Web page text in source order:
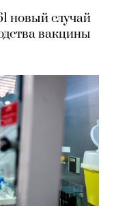
новый случай
вакцины